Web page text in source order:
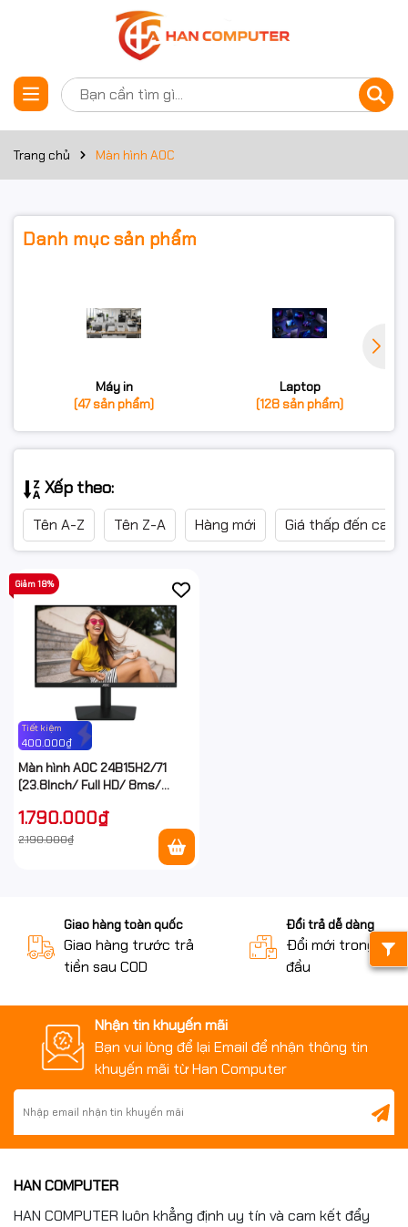
Trang chủ Màn hình AOC
Danh mục sản phẩm
Máy in
(47 sản phẩm)
Laptop
(128 sản phẩm)
Xếp theo:
Tên A-Z Tên Z-A Hàng mới Giá thấp đến cao
Tiết kiệm
400.000₫
Giảm 18%
Màn hình AOC 24B15H2/71
(23.8Inch/ Full HD/ 8ms/
1.790.000₫
2.190.000₫
Giao hàng toàn quốc
Giao hàng trước trả
tiền sau COD
Đổi trả dễ dàng
Đổi mới trong 15
đầu
Nhận tin khuyến mãi
Bạn vui lòng để lại Email để nhận thông tin
khuyến mãi từ Han Computer
HAN COMPUTER
HAN COMPUTER luôn khẳng định uy tín và cam kết đẩy